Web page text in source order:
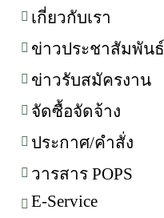
เกี่ยวกับเรา
ข่าวประชาสัมพันธ์
ข่าวรับสมัครงาน
จัดซื้อจัดจ้าง
ประกาศ/คำสั่ง
วารสาร POPS
E-Service